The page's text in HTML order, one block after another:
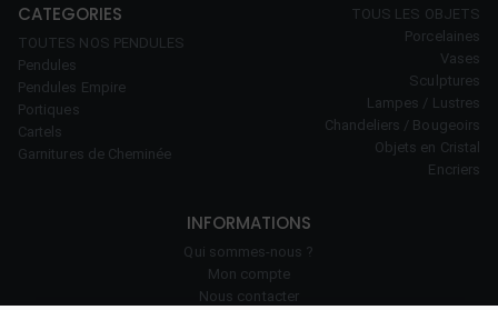
CATEGORIES
TOUTES NOS PENDULES
Pendules
Pendules Empire
Portiques
Cartels
Garnitures de Cheminée
TOUS LES OBJETS
Porcelaines
Vases
Sculptures
Lampes / Lustres
Chandeliers / Bougeoirs
Objets en Cristal
Encriers
INFORMATIONS
Qui sommes-nous ?
Mon compte
Nous contacter